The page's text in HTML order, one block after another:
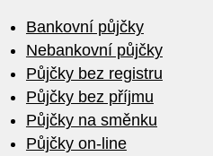
Bankovní půjčky
Nebankovní půjčky
Půjčky bez registru
Půjčky bez příjmu
Půjčky na směnku
Půjčky on-line